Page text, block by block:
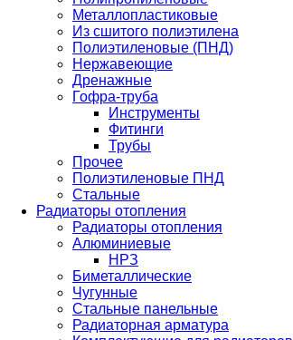
Металлопластиковые
Из сшитого полиэтилена
Полиэтиленовые (ПНД)
Нержавеющие
Дренажные
Гофра-труба
Инструменты
Фитинги
Трубы
Прочее
Полиэтиленовые ПНД
Стальные
Радиаторы отопления
Радиаторы отопления
Алюминиевые
НРЗ
Биметаллические
Чугунные
Стальные панельные
Радиаторная арматура